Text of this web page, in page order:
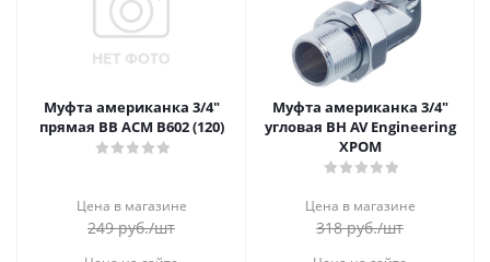
Муфта американка 3/4"
прямая ВВ АСМ В602 (120)
Цена в магазине
249руб./шт
Муфта американка 3/4"
угловая ВН AV Engineering
ХРОМ
Цена в магазине
318руб./шт